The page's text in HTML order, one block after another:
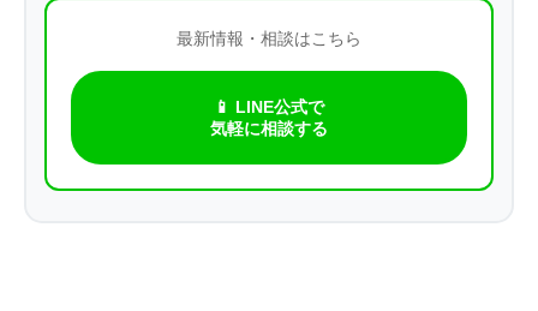
最新情報・相談はこちら
📱 LINE公式で
気軽に相談する